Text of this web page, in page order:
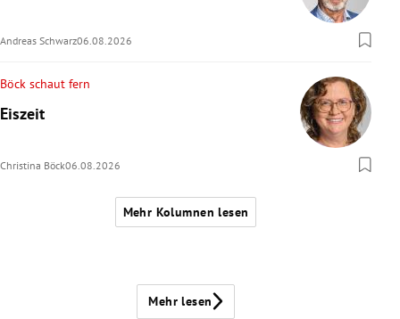
Andreas Schwarz06.08.2026
Böck schaut fern
Eiszeit
Christina Böck06.08.2026
Mehr Kolumnen lesen
Mehr lesen